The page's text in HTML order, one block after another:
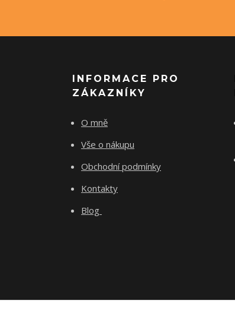
INFORMACE PRO
ZÁKAZNÍKY
O mně
Vše o nákupu
Obchodní podmínky
Kontakty
Blog